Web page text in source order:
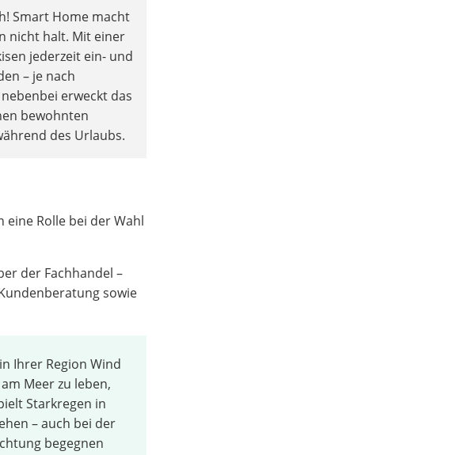
Smart Home macht
nicht halt. Mit einer
jederzeit ein- und
– je nach
erweckt das
bewohnten
des Urlaubs.
eine Rolle bei der Wahl
der Fachhandel –
sowie
Ihrer Region Wind
Meer zu leben,
Starkregen in
– auch bei der
begegnen